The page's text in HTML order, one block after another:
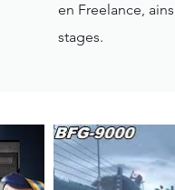
en Freelance,
stages.